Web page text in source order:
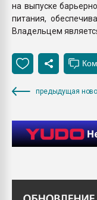
на выпуске
питания,
Владельцем
предыдущая